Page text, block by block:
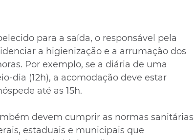
para a saída, o responsável pela
a higienização e a arrumação dos
Por exemplo, se a diária de uma
dia (12h), a acomodação deve estar
até as 15h.
devem cumprir as normas sanitárias
estaduais e municipais que